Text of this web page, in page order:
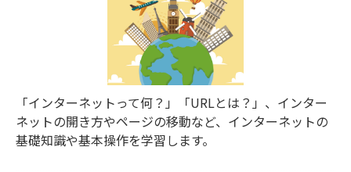
「インターネットって何？」「URLとは？」、インター
ネットの開き方やページの移動など、インターネットの
基礎知識や基本操作を学習します。